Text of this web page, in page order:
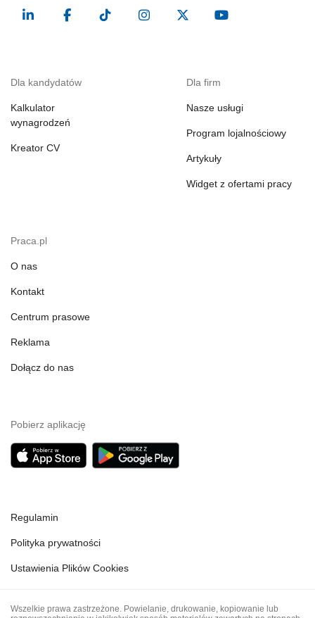
Dla kandydatów
Kalkulator
wynagrodzeń
Kreator CV
Dla firm
Nasze usługi
Program lojalnościowy
Artykuły
Widget z ofertami pracy
Praca.pl
O nas
Kontakt
Centrum prasowe
Reklama
Dołącz do nas
Pobierz aplikację
Regulamin
Polityka prywatności
Ustawienia Plików Cookies
Wszelkie prawa zastrzeżone. Powielanie, drukowanie, kopiowanie lub